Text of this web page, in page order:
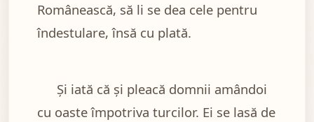
Românească, să li se dea cele pentru
îndestulare, însă cu plată.
Și iată că și pleacă domnii amândoi
cu oaste împotriva turcilor. Ei se lasă de